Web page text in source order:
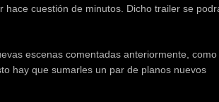
hace cuestión de minutos. Dicho trailer se
escenas comentadas anteriormente, como
hay que sumarles un par de planos nuevos